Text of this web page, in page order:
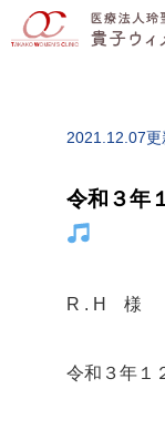
2021.12.07更
令和３年
R . H 様
令和３年１